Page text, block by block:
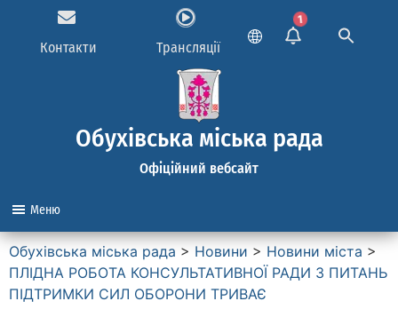
Контакти Трансляції
1
Обухівська міська рада
Офіційний вебсайт
Меню
Обухівська міська рада > Новини > Новини міста >
ПЛІДНА РОБОТА КОНСУЛЬТАТИВНОЇ РАДИ З ПИТАНЬ
ПІДТРИМКИ СИЛ ОБОРОНИ ТРИВАЄ